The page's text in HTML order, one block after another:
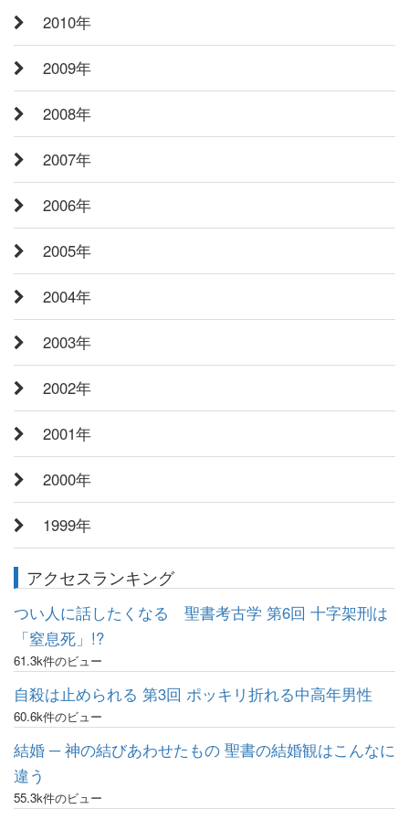
2010年
2009年
2008年
2007年
2006年
2005年
2004年
2003年
2002年
2001年
2000年
1999年
アクセスランキング
つい人に話したくなる 聖書考古学 第6回 十字架刑は
「窒息死」!?
61.3k件のビュー
自殺は止められる 第3回 ポッキリ折れる中高年男性
60.6k件のビュー
結婚 ─ 神の結びあわせたもの 聖書の結婚観はこんなに
違う
55.3k件のビュー